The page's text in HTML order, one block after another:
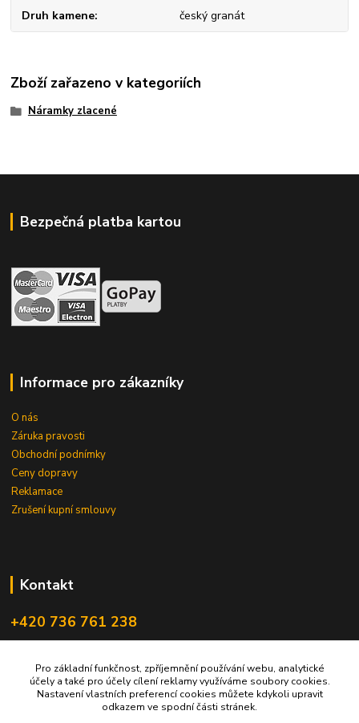
Druh kamene český granát
Zboží zařazeno v kategoriích
Náramky zlacené
Bezpečná platba kartou
Informace pro zákazníky
O nás
Záruka pravosti
Obchodní podnímky
Ceny dopravy
Reklamace
Zrušení kupní smlouvy
Kontakt
+420 736 761 238
Pro základní funkčnost, zpříjemnění používání webu, analytické
účely a také pro účely cílení reklamy využíváme soubory cookies.
Nastavení vlastních preferencí cookies můžete kdykoli upravit
odkazem ve spodní části stránek.